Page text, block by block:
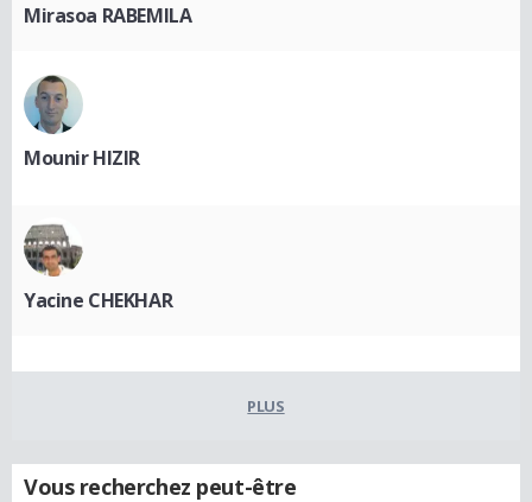
Mirasoa RABEMILA
Mounir HIZIR
Yacine CHEKHAR
PLUS
Vous recherchez peut-être